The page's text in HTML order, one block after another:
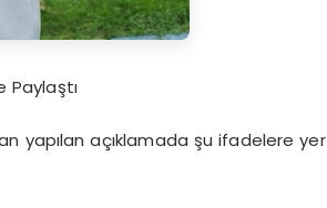
Paylaştı
yapılan açıklamada şu ifadelere yer